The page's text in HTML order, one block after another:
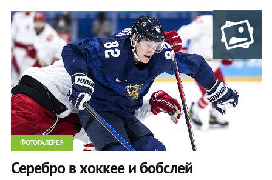
ФОТОГАЛЕРЕЯ
Серебро в хоккее и бобслей